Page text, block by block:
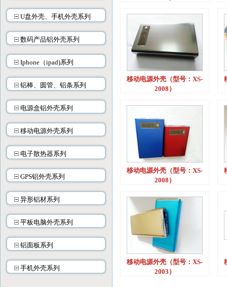
U盘外壳、手机外壳系列
数码产品铝外壳系列
Iphone（ipad)系列
铝棒、圆管、铝条系列
电源盒铝外壳系列
移动电源外壳系列
电子散热器系列
GPS铝外壳系列
异形铝材系列
平板电脑外壳系列
铝面板系列
手机外壳系列
移动电源外壳（型号：XS-
2008）
移动电源外壳（型号：XS-
2008）
移动电源外壳（型号：XS-
2003）